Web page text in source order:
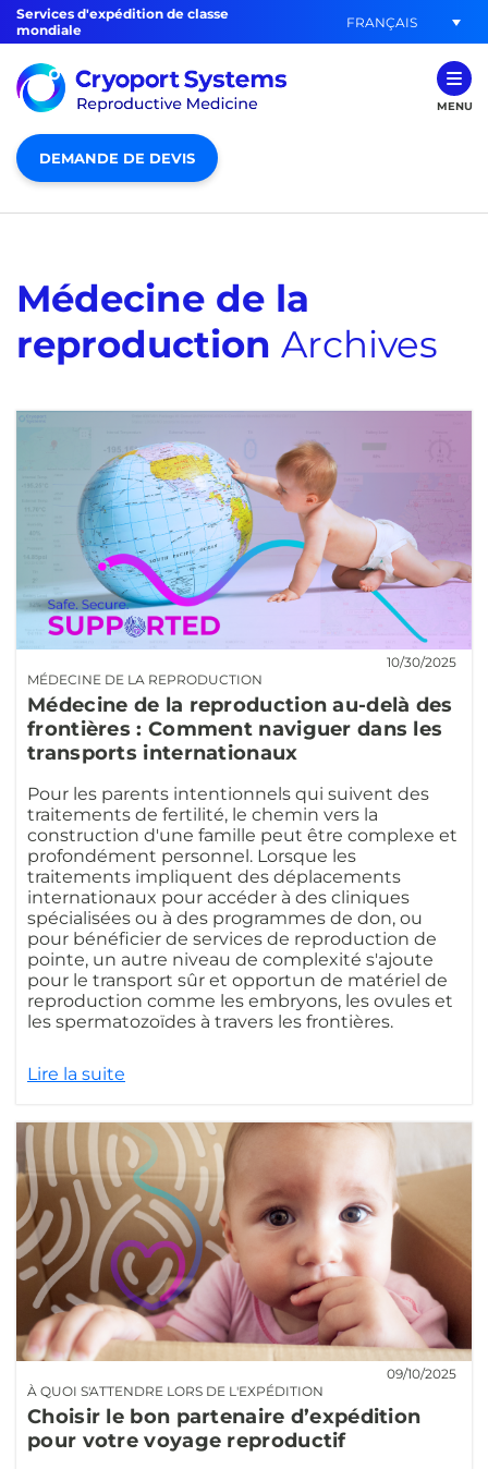
Services d'expédition de classe
mondiale
FRANÇAIS
MENU
DEMANDE DE DEVIS
Médecine de la
reproduction Archives
MÉDECINE DE LA REPRODUCTION
10/30/2025
Médecine de la reproduction au-delà des
frontières : Comment naviguer dans les
transports internationaux
Pour les parents intentionnels qui suivent des
traitements de fertilité, le chemin vers la
construction d'une famille peut être complexe et
profondément personnel. Lorsque les
traitements impliquent des déplacements
internationaux pour accéder à des cliniques
spécialisées ou à des programmes de don, ou
pour bénéficier de services de reproduction de
pointe, un autre niveau de complexité s'ajoute
pour le transport sûr et opportun de matériel de
reproduction comme les embryons, les ovules et
les spermatozoïdes à travers les frontières.
Lire la suite
À QUOI S'ATTENDRE LORS DE L'EXPÉDITION
09/10/2025
Choisir le bon partenaire d’expédition
pour votre voyage reproductif